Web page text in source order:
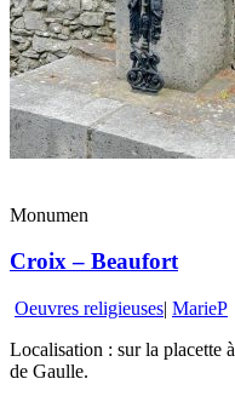
Monumen
Croix – Beaufort
Oeuvres religieuses| MarieP
Localisation : sur la placette
de Gaulle.